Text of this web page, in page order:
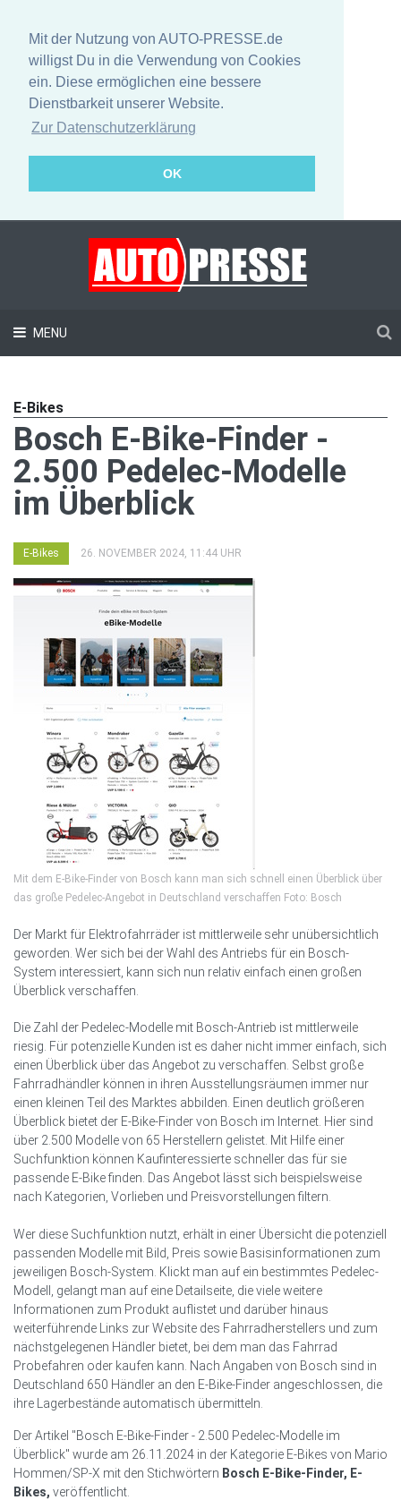
Mit der Nutzung von AUTO-PRESSE.de
willigst Du in die Verwendung von Cookies
ein. Diese ermöglichen eine bessere
Dienstbarkeit unserer Website.
Zur Datenschutzerklärung
OK
MENU
E-Bikes
Bosch E-Bike-Finder -
2.500 Pedelec-Modelle
im Überblick
E-Bikes 26. NOVEMBER 2024, 11:44 UHR
Mit dem E-Bike-Finder von Bosch kann man sich schnell einen Überblick über
das große Pedelec-Angebot in Deutschland verschaffen Foto: Bosch
Der Markt für Elektrofahrräder ist mittlerweile sehr unübersichtlich
geworden. Wer sich bei der Wahl des Antriebs für ein Bosch-
System interessiert, kann sich nun relativ einfach einen großen
Überblick verschaffen.
Die Zahl der Pedelec-Modelle mit Bosch-Antrieb ist mittlerweile
riesig. Für potenzielle Kunden ist es daher nicht immer einfach, sich
einen Überblick über das Angebot zu verschaffen. Selbst große
Fahrradhändler können in ihren Ausstellungsräumen immer nur
einen kleinen Teil des Marktes abbilden. Einen deutlich größeren
Überblick bietet der E-Bike-Finder von Bosch im Internet. Hier sind
über 2.500 Modelle von 65 Herstellern gelistet. Mit Hilfe einer
Suchfunktion können Kaufinteressierte schneller das für sie
passende E-Bike finden. Das Angebot lässt sich beispielsweise
nach Kategorien, Vorlieben und Preisvorstellungen filtern.
Wer diese Suchfunktion nutzt, erhält in einer Übersicht die potenziell
passenden Modelle mit Bild, Preis sowie Basisinformationen zum
jeweiligen Bosch-System. Klickt man auf ein bestimmtes Pedelec-
Modell, gelangt man auf eine Detailseite, die viele weitere
Informationen zum Produkt auflistet und darüber hinaus
weiterführende Links zur Website des Fahrradherstellers und zum
nächstgelegenen Händler bietet, bei dem man das Fahrrad
Probefahren oder kaufen kann. Nach Angaben von Bosch sind in
Deutschland 650 Händler an den E-Bike-Finder angeschlossen, die
ihre Lagerbestände automatisch übermitteln.
Der Artikel "Bosch E-Bike-Finder - 2.500 Pedelec-Modelle im
Überblick" wurde am 26.11.2024 in der Kategorie E-Bikes von Mario
Hommen/SP-X mit den Stichwörtern Bosch E-Bike-Finder, E-
Bikes, veröffentlicht.